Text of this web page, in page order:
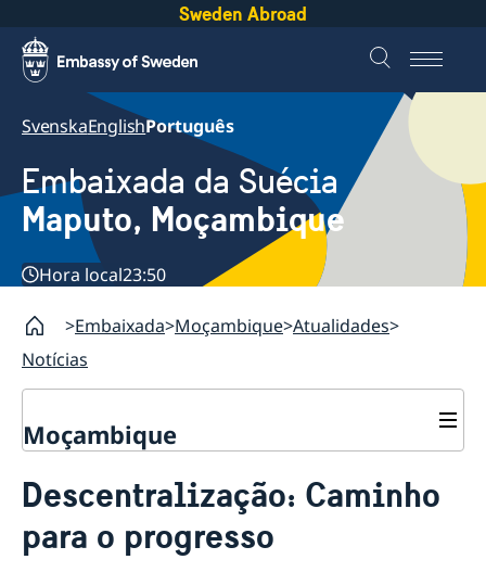
Sweden Abroad
SvenskaEnglishPortuguês
Embaixada da Suécia
Maputo, Moçambique
Hora local23:50
Embaixada Moçambique Atualidades
Notícias
Moçambique
Sobre nós
Pessoal da Embaixada
Atualidades
Descentralização: Caminho
para o progresso